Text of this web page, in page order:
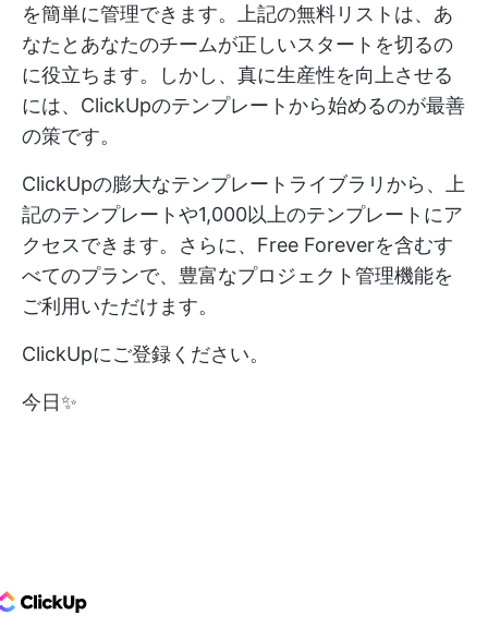
を簡単に管理できます。上記の無料リストは、あ
なたとあなたのチームが正しいスタートを切るの
に役立ちます。しかし、真に生産性を向上させる
には、ClickUpのテンプレートから始めるのが最善
の策です。
ClickUpの膨大なテンプレートライブラリから、上
記のテンプレートや1,000以上のテンプレートにア
クセスできます。さらに、Free Foreverを含むす
べてのプランで、豊富なプロジェクト管理機能を
ご利用いただけます。
ClickUpにご登録ください。
今日✨
Logo